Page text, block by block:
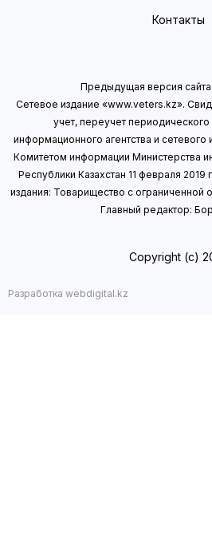
Контакты
Предыдущая версия сайта:
Сетевое издание «www.veters.kz».
учет, переучет периодического
информационного агентства и
Комитетом информации Министерства
Республики Казахстан 11 февраля 2019
издания: Товарищество с ограниченной
Главный редактор:
Copyright (с)
Разработка webdigital.kz